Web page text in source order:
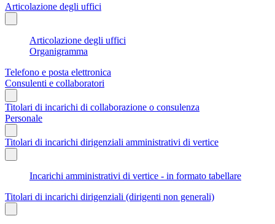
Articolazione degli uffici
Articolazione degli uffici
Organigramma
Telefono e posta elettronica
Consulenti e collaboratori
Titolari di incarichi di collaborazione o consulenza
Personale
Titolari di incarichi dirigenziali amministrativi di vertice
Incarichi amministrativi di vertice - in formato tabellare
Titolari di incarichi dirigenziali (dirigenti non generali)